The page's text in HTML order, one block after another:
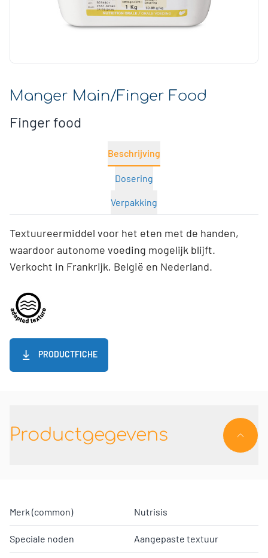
Manger Main/Finger Food
Finger food
Beschrijving
Dosering
Verpakking
Textuureermiddel voor het eten met de handen,
waardoor autonome voeding mogelijk blijft.
Verkocht in Frankrijk, België en Nederland.
PRODUCTFICHE
Productgegevens
Merk (common) Nutrisis
Speciale noden Aangepaste textuur